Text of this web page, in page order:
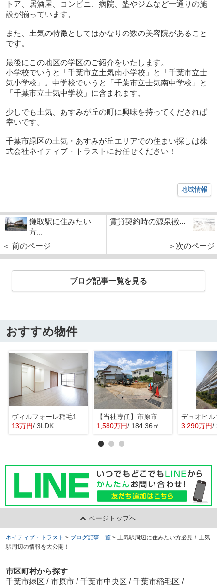
トア、居酒屋、コンビニ、病院、塾やジムなど一通りの施
設が揃っています。
また、土気の特徴としてはかなりの数の美容院があること
です。
最後にこの地区の学区のご紹介をいたします。
小学校でいうと「千葉市立土気南小学校」と「千葉市立士
気小学校」。中学校でいうと「千葉市立士気南中学校」と
「千葉市立士気中学校」に含まれます。
少しでも土気、あすみが丘の町に興味を持ってくだされば
幸いです。
千葉市緑区の土気・あすみが丘エリアでの住まい探しは株
式会社ネイティブ・トラストにお任せください！
地域情報
鎌取駅に住みたい
方...
＜ 前のページ
賃貸契約時の源泉徴...
＞次のページ
ブログ記事一覧を見る
おすすめ物件
13万円/ 3LDK
【当社専任】市原市辰巳台東4丁目 売り土地
1,580万円/ 184.36㎡ 3,290万円/
ページトップへ
ネイティブ・トラスト > ブログ記事一覧 > 土気駅周辺に住みたい方必見！土気
駅周辺の情報を大公開！
市区町村から探す
千葉市緑区 / 市原市 / 千葉市中央区 / 千葉市稲毛区 /